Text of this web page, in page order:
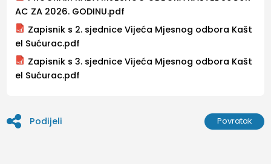
AC ZA 2026. GODINU.pdf
Zapisnik s 2. sjednice Vijeća Mjesnog odbora Kašt
el Sućurac.pdf
Zapisnik s 3. sjednice Vijeća Mjesnog odbora Kašt
el Sućurac.pdf
Podijeli Povratak